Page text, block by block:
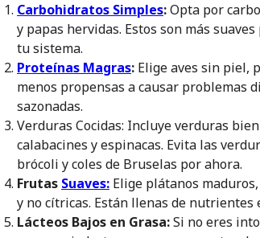
Carbohidratos Simples:Opta por
y papas hervidas. Estos son más
tu sistema.
Proteínas Magras: Elige aves sin piel,
menos propensas a causar problemas
sazonadas.
Verduras Cocidas: Incluye verduras
calabacines y espinacas. Evita las
brócoli y coles de Bruselas por ahora.
Frutas Suaves: Elige plátanos
y no cítricas. Están llenas de
Lácteos Bajos en Grasa:Si no eres